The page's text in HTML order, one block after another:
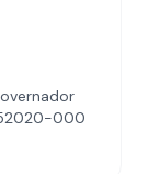
52020-000